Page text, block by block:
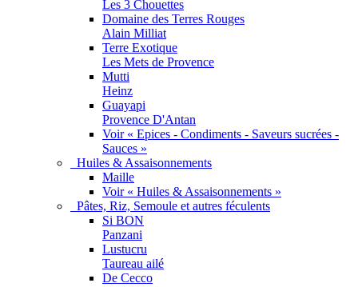
Les 3 Chouettes
Domaine des Terres Rouges
Alain Milliat
Terre Exotique
Les Mets de Provence
Mutti
Heinz
Guayapi
Provence D'Antan
Voir « Epices - Condiments - Saveurs sucrées -
Sauces »
Huiles & Assaisonnements
Maille
Voir « Huiles & Assaisonnements »
Pâtes, Riz, Semoule et autres féculents
Si BON
Panzani
Lustucru
Taureau ailé
De Cecco